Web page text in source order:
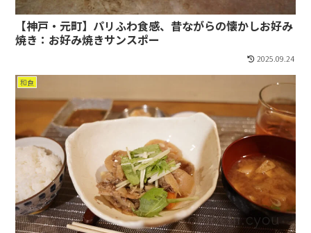
【神戸・元町】パリふわ食感、昔ながらの懐かしお好み
焼き：お好み焼きサンスポー
2025.09.24
和食